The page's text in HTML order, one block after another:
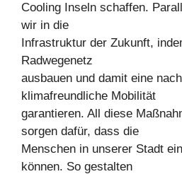
Cooling Inseln schaffen.
wir in die
Infrastruktur der Zukunft,
Radwegenetz
ausbauen und damit eine
klimafreundliche Mobilität
garantieren. All diese
sorgen dafür, dass die
Menschen in unserer Stadt
können. So gestalten